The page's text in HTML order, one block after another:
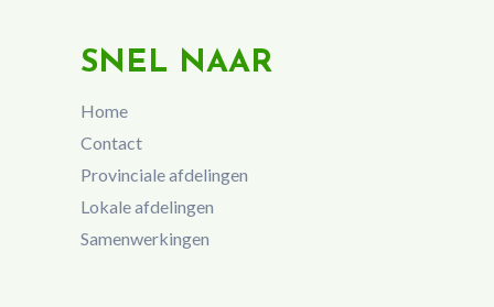
SNEL NAAR
Home
Contact
Provinciale afdelingen
Lokale afdelingen
Samenwerkingen